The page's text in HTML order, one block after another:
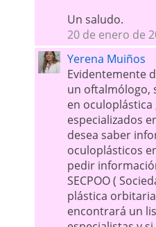
Un saludo.
20 de enero de
Yerena Muiños
Evidentemente
un oftalmólogo,
en oculoplástica
especializados
desea saber
oculoplásticos
pedir
SECPOO (
plástica
encontrará un